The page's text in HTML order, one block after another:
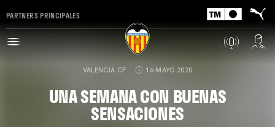
PARTNERS PRINCIPALES
VALENCIA CF 16 MAYO 2020
UNA SEMANA CON BUENAS
SENSACIONES